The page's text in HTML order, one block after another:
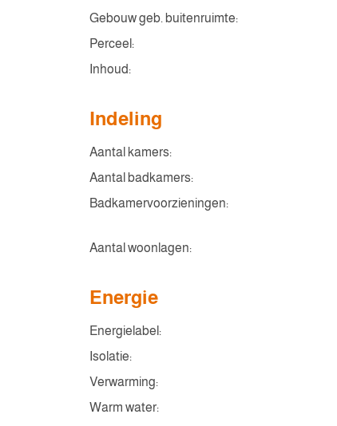
Gebouw geb. buitenruimte:
Perceel:
Inhoud:
Indeling
Aantal kamers:
Aantal badkamers:
Badkamervoorzieningen:
Aantal woonlagen:
Energie
Energielabel:
Isolatie:
Verwarming:
Warm water: